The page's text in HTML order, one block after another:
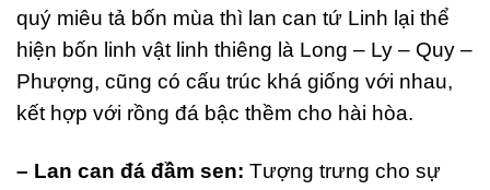
quý miêu tả bốn mùa thì lan can tứ Linh lại thể
hiện bốn linh vật linh thiêng là Long – Ly – Quy –
Phượng, cũng có cấu trúc khá giống với nhau,
kết hợp với rồng đá bậc thềm cho hài hòa.
– Lan can đá đầm sen: Tượng trưng cho sự